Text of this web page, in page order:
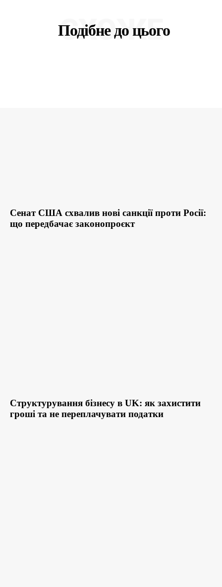
Подібне до цього
СХОЖЕ
Сенат США схвалив нові санкції проти Росії:
що передбачає законопроєкт
Структурування бізнесу в UK: як захистити
гроші та не переплачувати податки